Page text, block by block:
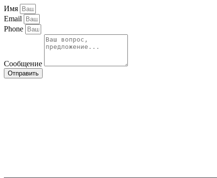
Имя
Email
Phone
Сообщение
Отправить